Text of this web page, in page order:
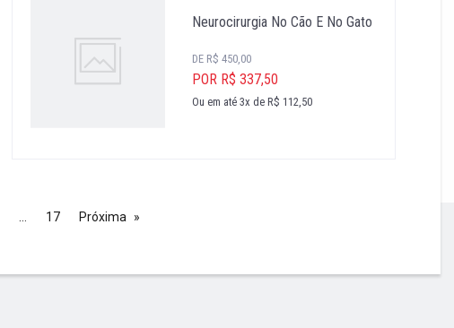
Neurocirurgia No Cão E No Gato
DE R$ 450,00
POR R$ 337,50
Ou em até 3x de R$ 112,50
17 Próxima